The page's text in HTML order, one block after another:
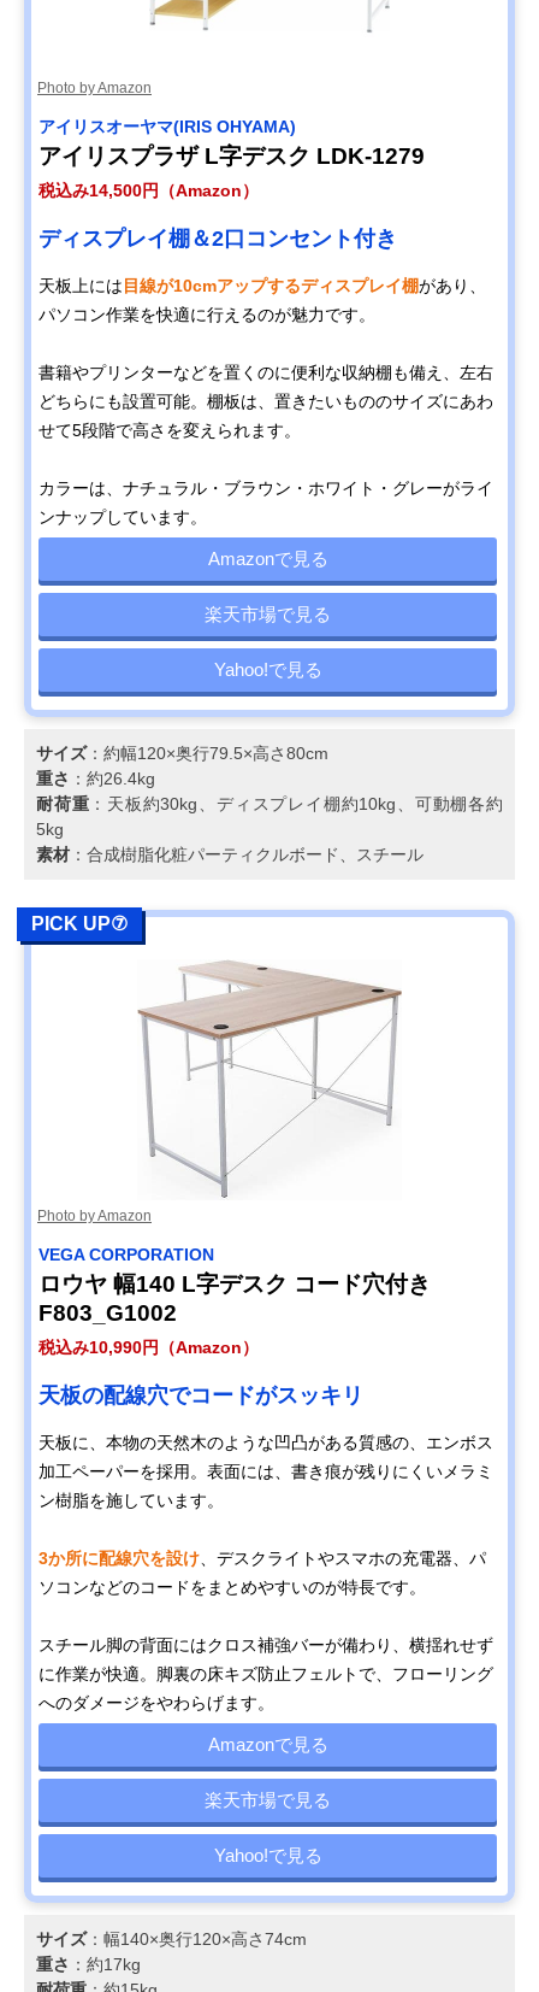
Photo by Amazon
‎アイリスオーヤマ(IRIS OHYAMA)
アイリスプラザ L字デスク LDK-1279
税込み14,500円（Amazon）
ディスプレイ棚＆2口コンセント付き
天板上には 目線が10cmアップするディスプレイ棚があり、
パソコン作業を快適に行えるのが魅力です。
書籍やプリンターなどを置くのに便利な収納棚も備え、左右
どちらにも設置可能。棚板は、置きたいもののサイズにあわ
せて5段階で高さを変えられます。
カラーは、ナチュラル・ブラウン・ホワイト・グレーがライ
ンナップしています。
Amazonで見る
楽天市場で見る
Yahoo!で見る
サイズ：約幅120×奥行79.5×高さ80cm
重さ ：約26.4kg
耐荷重 ：天板約30kg、ディスプレイ棚約10kg、可動棚各約
5kg
素材 ：合成樹脂化粧パーティクルボード、スチール
PICK UP⑦
Photo by Amazon
‎VEGA CORPORATION
ロウヤ 幅140 L字デスク コード穴付き
F803_G1002
税込み10,990円（Amazon）
天板の配線穴でコードがスッキリ
天板に、本物の天然木のような凹凸がある質感の、エンボス
加工ペーパーを採用。表面には、書き痕が残りにくいメラミ
ン樹脂を施しています。
3か所に配線穴を設け 、デスクライトやスマホの充電器、パ
ソコンなどのコードをまとめやすいのが特長です。
スチール脚の背面にはクロス補強バーが備わり、横揺れせず
に作業が快適。脚裏の床キズ防止フェルトで、フローリング
へのダメージをやわらげます。
Amazonで見る
楽天市場で見る
Yahoo!で見る
サイズ：幅140×奥行120×高さ74cm
重さ ：約17kg